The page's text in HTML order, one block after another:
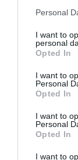
Please note
not limited to
grant or deny
use your data
consent section.
Personal
I want to
personal
Opted In
I want to
Personal
Opted In
I want to
Personal
Opted In
I want to
Kevesebb
betéti
Infláció
kamatok
befektetés